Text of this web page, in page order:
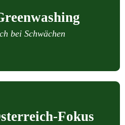
bei Schwächen
Fokus